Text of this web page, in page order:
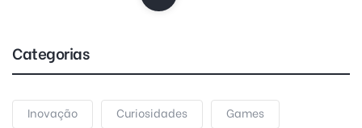
Categorias
Inovação Curiosidades Games